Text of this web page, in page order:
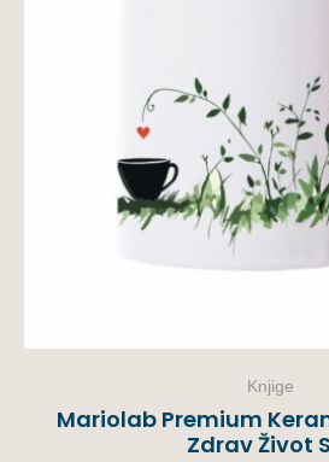
Knjige
Mariolab Premium
Zdrav Život